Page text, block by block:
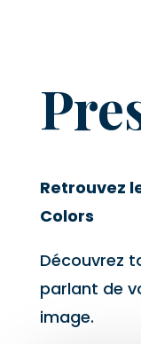
Retrouvez
Colors
Découvrez
parlant de
image.